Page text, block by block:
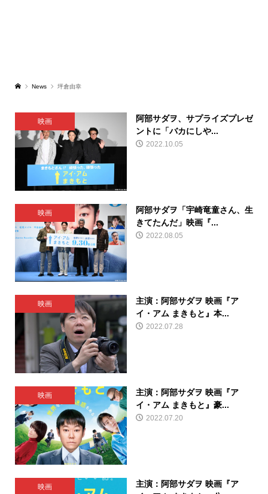
News 坪倉由幸
映画
阿部サダヲ、サプライズプレゼ
ントに「バカにしや...
2022.10.05
映画
阿部サダヲ「宇崎竜童さん、生
きてたんだ」映画『...
2022.08.05
映画
主演：阿部サダヲ 映画『ア
イ・アム まきもと』本...
2022.07.28
映画
主演：阿部サダヲ 映画『ア
イ・アム まきもと』豪...
2022.07.20
映画
主演：阿部サダヲ 映画『ア